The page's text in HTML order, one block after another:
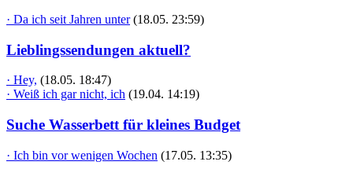
· Da ich seit Jahren unter (18.05. 23:59)
Lieblingssendungen aktuell?
· Hey, (18.05. 18:47)
· Weiß ich gar nicht, ich (19.04. 14:19)
Suche Wasserbett für kleines Budget
· Ich bin vor wenigen Wochen (17.05. 13:35)